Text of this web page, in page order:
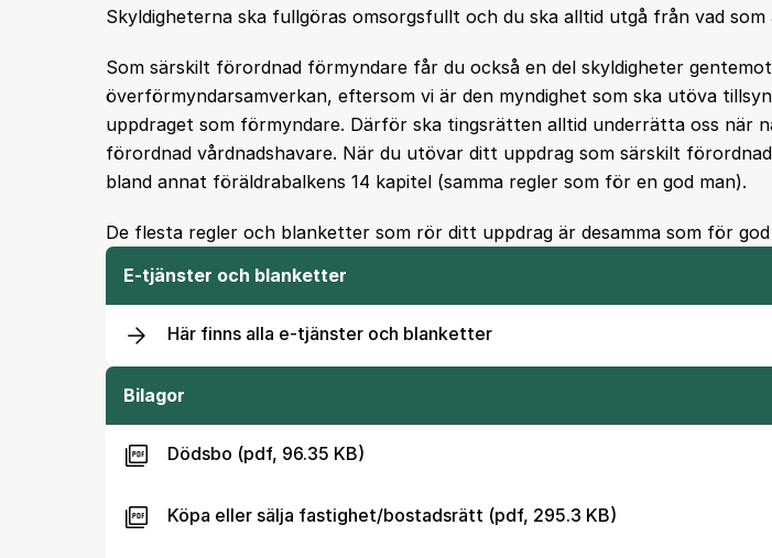
Skyldigheterna ska fullgöras omsorgsfullt och du ska alltid utgå från vad
Som särskilt förordnad förmyndare får du också en del skyldigheter
överförmyndarsamverkan, eftersom vi är den myndighet som ska utöva
uppdraget som förmyndare. Därför ska tingsrätten alltid underrätta oss när
förordnad vårdnadshavare. När du utövar ditt uppdrag som särskilt
bland annat föräldrabalkens 14 kapitel (samma regler som för en god man).
De flesta regler och blanketter som rör ditt uppdrag är desamma som för
E-tjänster och blanketter
Här finns alla e-tjänster och blanketter
Bilagor
Dödsbo (pdf, 96.35 KB)
Köpa eller sälja fastighet/bostadsrätt (pdf, 295.3 KB)